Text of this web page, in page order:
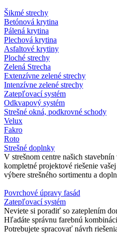
Šikmé strechy
Betónová krytina
Pálená krytina
Plechová krytina
Asfaltové krytiny
Ploché strechy
Zelená Strecha
Extenzívne zelené strechy
Intenzívne zelené strechy
Zatepľovací systém
Odkvapový systém
Strešné okná, podkrovné schody
Velux
Fakro
Roto
Strešné doplnky
V strešnom centre našich
kompletné projektové riešenie
výbere strešného sortimentu a
Povrchové úpravy fasád
Zatepľovací systém
Neviete si poradiť so zateplením
Hľadáte správnu farebnú
Potrebujete spracovať návrh